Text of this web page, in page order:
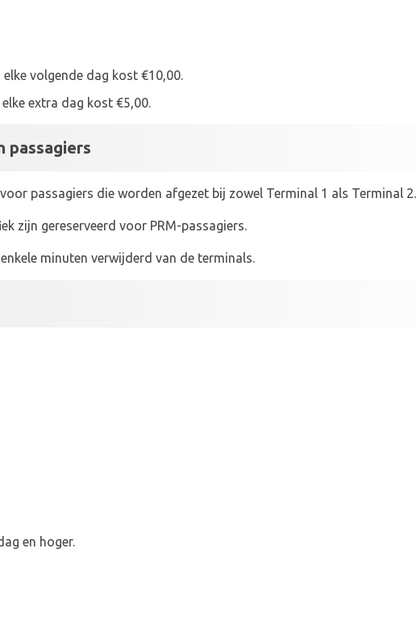
volgende dag kost €10,00.
extra dag kost €5,00.
passagiers
passagiers die worden afgezet bij zowel Terminal 1 als Terminal 2.
zijn gereserveerd voor PRM-passagiers.
minuten verwijderd van de terminals.
en hoger.